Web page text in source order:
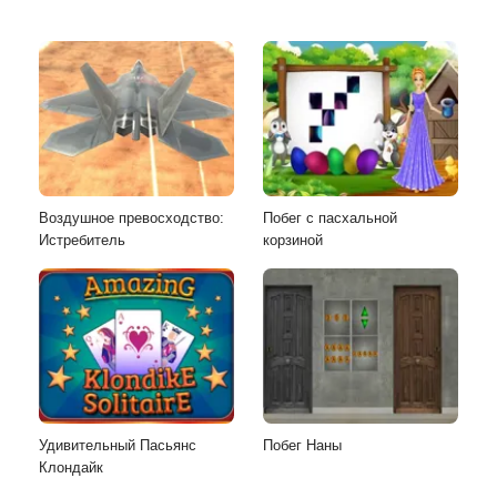
Воздушное превосходство:
Истребитель
Побег с пасхальной
корзиной
Удивительный Пасьянс
Клондайк
Побег Наны